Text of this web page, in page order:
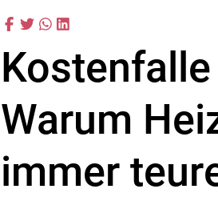
Warum
immer